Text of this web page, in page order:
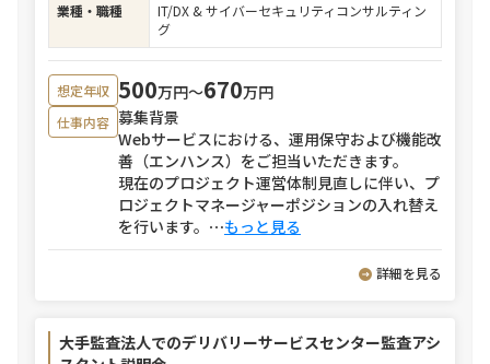
業種・職種
IT/DX & サイバーセキュリティコンサルティン
グ
想定年収 500万円〜670万円
仕事内容 募集背景
Webサービスにおける、運用保守および機能改
善（エンハンス）をご担当いただきます。
現在のプロジェクト運営体制見直しに伴い、プ
ロジェクトマネージャーポジションの入れ替え
を行います。 ⋯もっと見る
詳細を見る
大手監査法人でのデリバリーサービスセンター監査アシ